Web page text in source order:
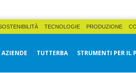
TECNOLOGIE PRODUZIONE
AZIENDE TUTTERBA STRUMENTI PER IL